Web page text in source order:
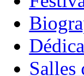
Salles